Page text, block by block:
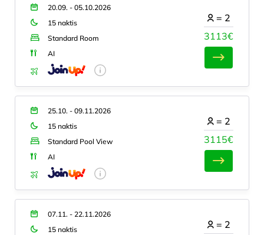
20.09. - 05.10.2026
15 naktis
Standard Room
AI
3113€
= 2
25.10. - 09.11.2026
15 naktis
Standard Pool View
AI
3115€
= 2
07.11. - 22.11.2026
15 naktis
= 2